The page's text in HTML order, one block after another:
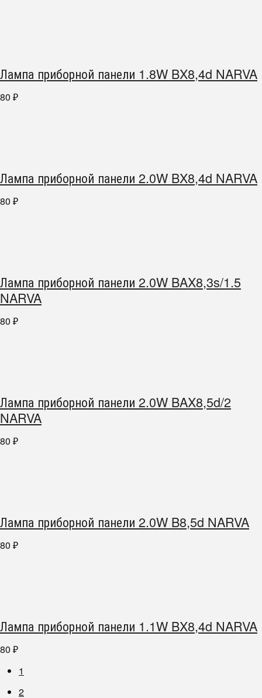
Лампа приборной панели 1.8W BX8,4d NARVA
80 ₽
Лампа приборной панели 2.0W BX8,4d NARVA
80 ₽
Лампа приборной панели 2.0W BAX8,3s/1.5
NARVA
80 ₽
Лампа приборной панели 2.0W BAX8,5d/2
NARVA
80 ₽
Лампа приборной панели 2.0W B8,5d NARVA
80 ₽
Лампа приборной панели 1.1W BX8,4d NARVA
80 ₽
1
2